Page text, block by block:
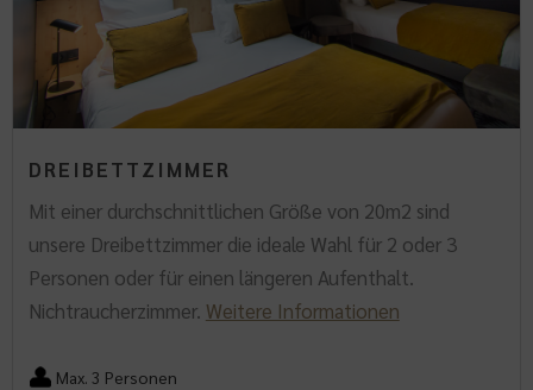
DREIBETTZIMMER
Mit einer durchschnittlichen Größe von 20m2 sind
unsere Dreibettzimmer die ideale Wahl für 2 oder 3
Personen oder für einen längeren Aufenthalt.
Nichtraucherzimmer. Weitere Informationen
Max. 3 Personen